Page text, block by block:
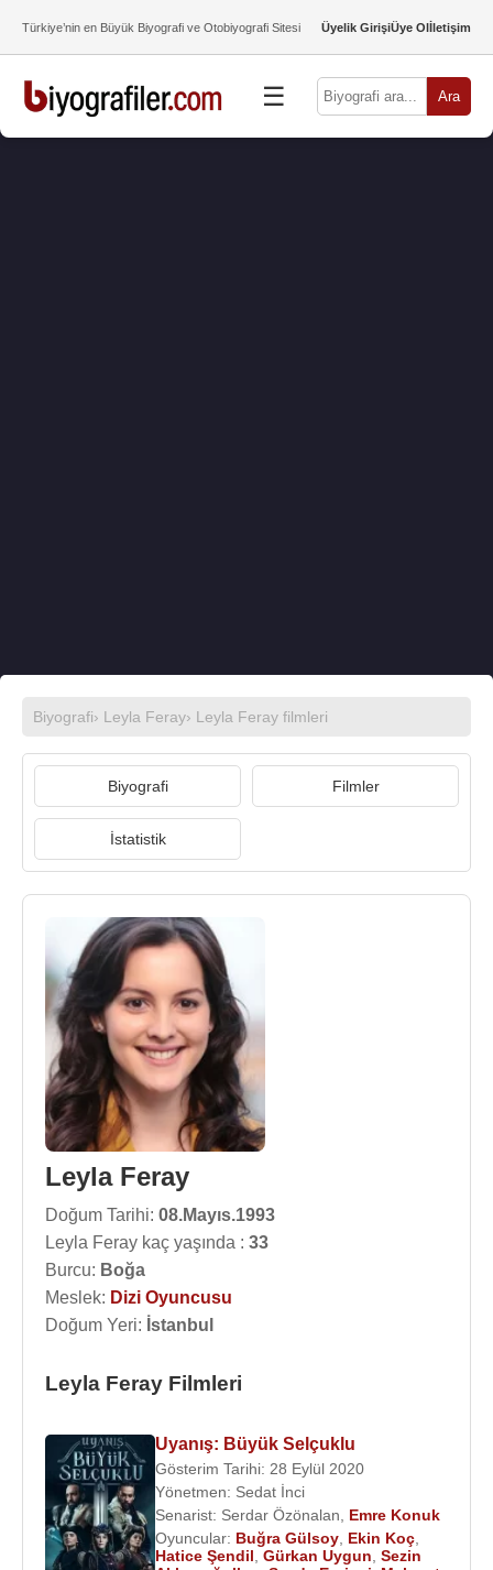
Türkiye’nin en Büyük Biyografi ve Otobiyografi Sitesi Üyelik GirişiÜye Olİletişim
☰ Ara
Biyografi› Leyla Feray› Leyla Feray filmleri
Biyografi Filmler
İstatistik
Leyla Feray
Doğum Tarihi: 08.Mayıs.1993
Leyla Feray kaç yaşında : 33
Burcu: Boğa
Meslek: Dizi Oyuncusu
Doğum Yeri: İstanbul
Leyla Feray Filmleri
Uyanış: Büyük Selçuklu
Gösterim Tarihi: 28 Eylül 2020
Yönetmen: Sedat İnci
Senarist: Serdar Özönalan
Emre Konuk
Oyuncular: Buğra Gülsoy Ekin Koç
Hatice Şendil Gürkan Uygun Sezin